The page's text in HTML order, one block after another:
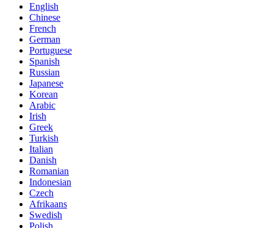
English
Chinese
French
German
Portuguese
Spanish
Russian
Japanese
Korean
Arabic
Irish
Greek
Turkish
Italian
Danish
Romanian
Indonesian
Czech
Afrikaans
Swedish
Polish